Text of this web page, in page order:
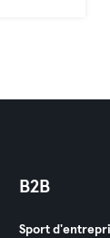
B2B
Sport